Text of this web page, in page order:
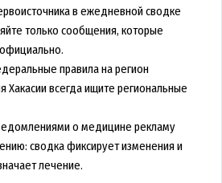
в ежедневной сводке
только сообщения, которые
правила на регион
Хакасии всегда ищите региональные
о медицине рекламу
сводка фиксирует изменения и
лечение.